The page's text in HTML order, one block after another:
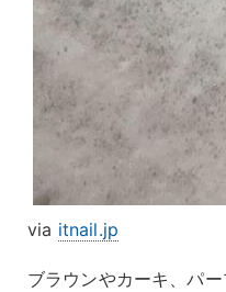
via itnail.jp
ブラウンやカーキ、パ